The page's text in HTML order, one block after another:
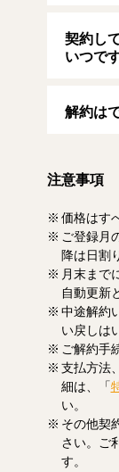
す。
【クレジ
契約し
いつで
ンのご
解約は
事をお読
注意事項
価格はす
ご登録月
降は日割
月末まで
自動更新
中途解約
い戻しは
ご解約手
支払方法
細は、「
い。
その他契
さい。ご
す。